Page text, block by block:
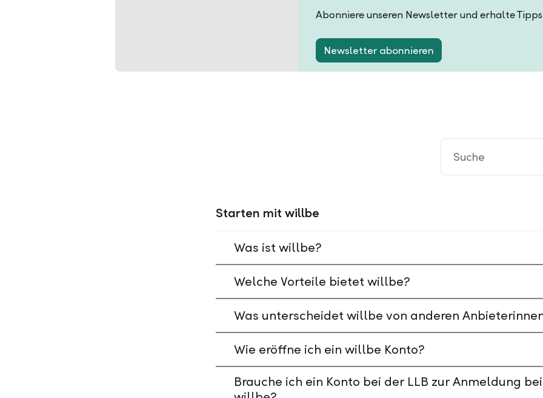
Abonniere unseren Newsletter und erhalte
Newsletter abonnieren
Starten mit willbe
Was ist willbe?
Welche Vorteile bietet willbe?
Was unterscheidet willbe von anderen
Wie eröffne ich ein willbe Konto?
Brauche ich ein Konto bei der LLB zur Anmeldung bei